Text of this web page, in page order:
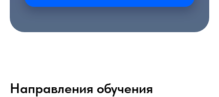
Направления обучения